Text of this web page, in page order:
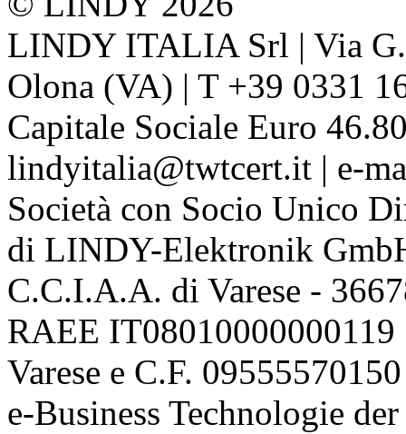
LINDY ITALIA Srl | Via
Olona (VA) | T +39 0331
Capitale Sociale Euro
lindyitalia@twtcert.it | e-
Società con Socio Unico
di LINDY-Elektronik
C.C.I.A.A. di Varese -
RAEE
Varese e C.F. 09555570150
e-Business Technologie